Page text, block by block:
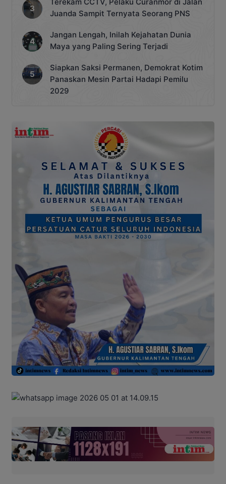
Terekam CCTV, Pelaku Curanmor di Jalan
Juanda Sampit Ternyata Seorang PNS
Jangan Lengah, Inilah Kejahatan Dunia
Maya yang Paling Sering Terjadi
Siapkan Saksi Permanen, Demokrat Kotim
Panaskan Mesin Partai Hadapi Pemilu
2029